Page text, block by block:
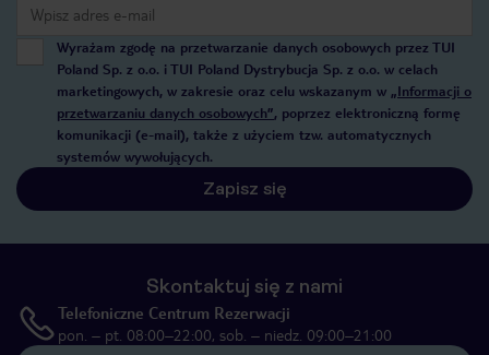
Wyrażam zgodę na przetwarzanie danych osobowych przez TUI
Poland Sp. z o.o. i TUI Poland Dystrybucja Sp. z o.o. w celach
marketingowych, w zakresie oraz celu wskazanym w „Informacji o
przetwarzaniu danych osobowych”, poprzez elektroniczną formę
komunikacji (e-mail), także z użyciem tzw. automatycznych
systemów wywołujących.
Zapisz się
Skontaktuj się z nami
Telefoniczne Centrum Rezerwacji
pon. – pt. 08:00–22:00, sob. – niedz. 09:00–21:00